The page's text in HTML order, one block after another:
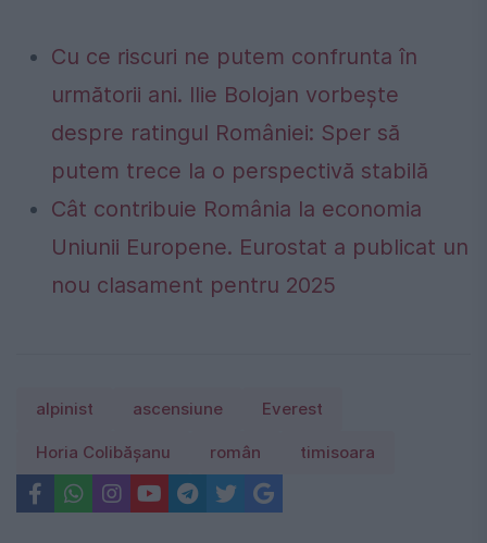
Cu ce riscuri ne putem confrunta în
următorii ani. Ilie Bolojan vorbește
despre ratingul României: Sper să
putem trece la o perspectivă stabilă
Cât contribuie România la economia
Uniunii Europene. Eurostat a publicat un
nou clasament pentru 2025
alpinist ascensiune Everest
Horia Colibășanu român timisoara